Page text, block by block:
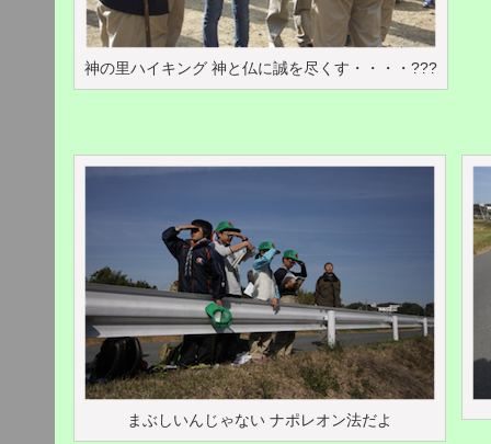
神の里ハイキング 神と仏に誠を尽くす・・・・???
まぶしいんじゃない ナポレオン法だよ